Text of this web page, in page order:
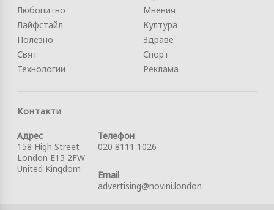
Любопитно
Лайфстайл
Полезно
Свят
Технологии
Мнения
Култура
Здраве
Спорт
Реклама
Контакти
Адрес
158 High Street
London E15 2FW
United Kingdom
Телефон
020 8111 1026
Email
advertising@novini.london